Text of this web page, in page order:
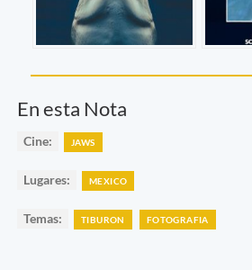
En esta Nota
Cine: JAWS
Lugares: MEXICO
Temas: TIBURON FOTOGRAFIA